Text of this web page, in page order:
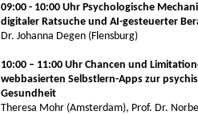
09:00 - 10:00 Uhr Psychologische
digitaler Ratsuche und AI-gesteuerter
Dr. Johanna Degen (Flensburg)
10:00 – 11:00 Uhr Chancen und
webbasierten Selbstlern-Apps zur
Gesundheit
Theresa Mohr (Amsterdam), Prof. Dr.